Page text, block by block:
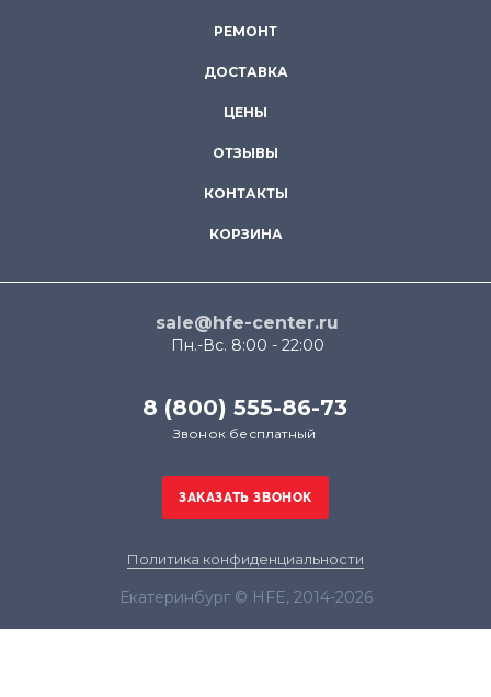
РЕМОНТ
ДОСТАВКА
ЦЕНЫ
ОТЗЫВЫ
КОНТАКТЫ
КОРЗИНА
sale@hfe-center.ru
Пн.-Вс. 8:00 - 22:00
8 (800) 555-86-73
Звонок бесплатный
Политика конфиденциальности
Екатеринбург © HFE, 2014-2026